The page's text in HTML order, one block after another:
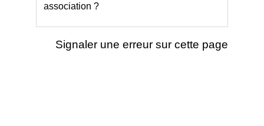
association ?
Signaler une erreur sur cette page